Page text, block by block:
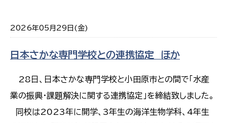
2026年05月29日(金)
日本さかな専門学校との連携協定 ほか
28日、日本さかな専門学校と小田原市との間で「水産
業の振興・課題解決に関する連携協定」を締結致しました。
同校は2023年に開学、3年生の海洋生物学科、4年生